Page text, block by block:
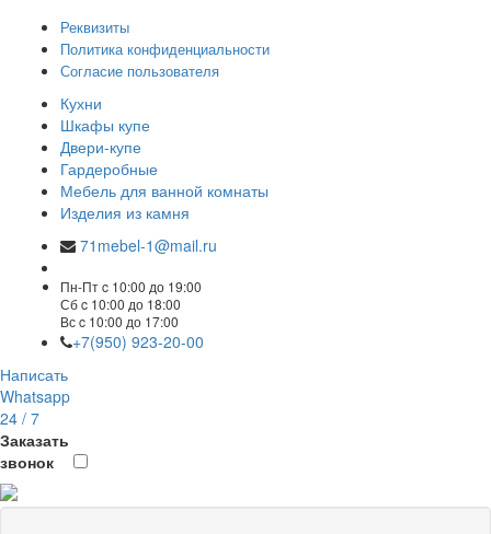
Реквизиты
Политика конфиденциальности
Согласие пользователя
Кухни
Шкафы купе
Двери-купе
Гардеробные
Мебель для ванной комнаты
Изделия из камня
71mebel-1@mail.ru
Пн-Пт c 10:00 до 19:00
Сб c 10:00 до 18:00
Вс c 10:00 до 17:00
+7(950) 923-20-00
Написать
Whatsapp
24 / 7
Заказать
звонок